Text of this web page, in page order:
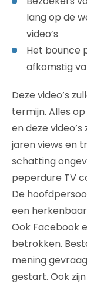
lang op de
video’s
Het bounce
afkomstig
Deze video’s
termijn. Alles
en deze
jaren views en
schatting
peperdure TV
De
een
Ook Facebook
betrokken.
mening
gestart. Ook